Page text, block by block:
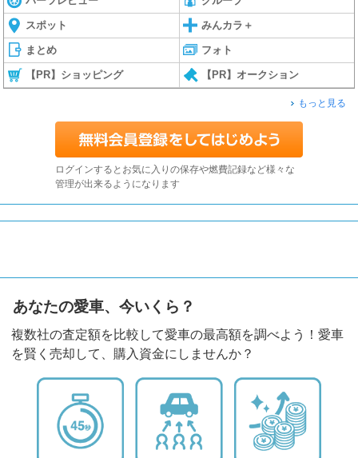
スポット みんカラ＋
まとめ フォト
【PR】ショッピング 【PR】オークション
もっと見る
ログインするとお気に入りの保存や燃費記録など様々な
管理が出来るようになります
あなたの愛車、今いくら？
複数社の査定額を比較して愛車の最高額を調べよう！愛車
を賢く売却して、購入資金にしませんか？